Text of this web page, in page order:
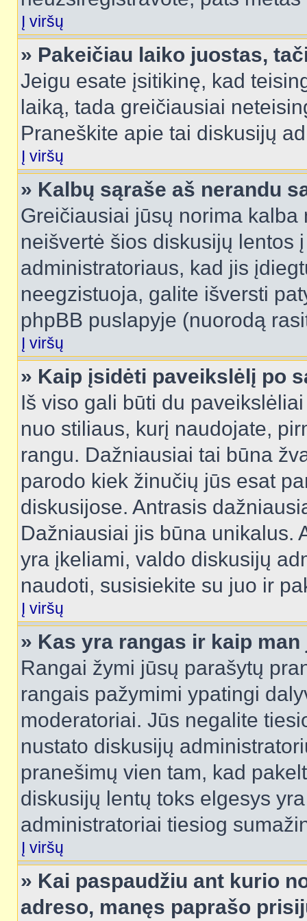
Į viršų
» Pakeičiau laiko juostas,
Jeigu esate įsitikinę, kad
laiką, tada greičiausiai
Praneškite apie tai diskusijų
Į viršų
» Kalbų sąraše aš nerandu
Greičiausiai jūsų norima
neišvertė šios diskusijų lentos
administratoriaus, kad jis
neegzistuoja, galite išversti
phpBB puslapyje (nuorodą
Į viršų
» Kaip įsidėti paveikslėlį po
Iš viso gali būti du
nuo stiliaus, kurį naudojate,
rangu. Dažniausiai tai būna
parodo kiek žinučių jūs esat
diskusijose. Antrasis
Dažniausiai jis būna unikalus.
yra įkeliami, valdo diskusijų
naudoti, susisiekite su juo ir
Į viršų
» Kas yra rangas ir kaip
Rangai žymi jūsų parašytų
rangais pažymimi ypatingi
moderatoriai. Jūs negalite
nustato diskusijų
pranešimų vien tam, kad
diskusijų lentų toks elgesys
administratoriai tiesiog
Į viršų
» Kai paspaudžiu ant kurio
adreso, manęs paprašo